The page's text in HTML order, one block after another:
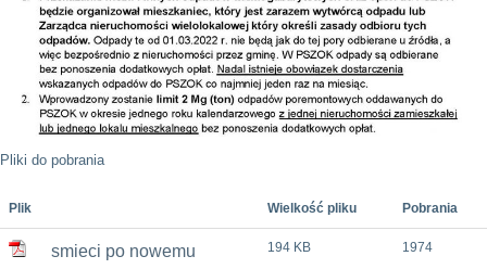
Pliki do pobrania
Plik Wielkość pliku Pobrania
smieci po nowemu 194 KB 1974